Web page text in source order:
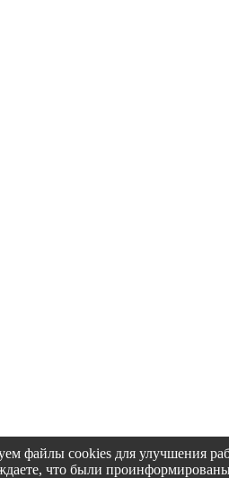
файлы cookies для улучшения
что были